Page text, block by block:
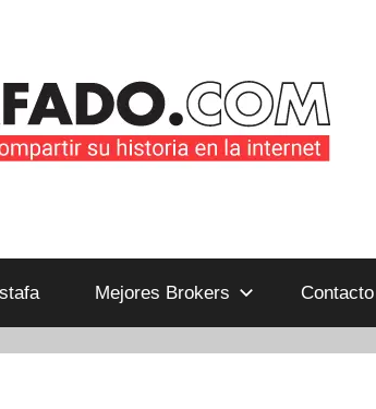
Mejores Brokers Contacto